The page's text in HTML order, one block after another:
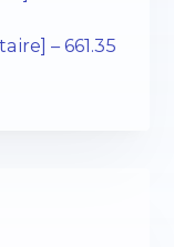
– 661.35